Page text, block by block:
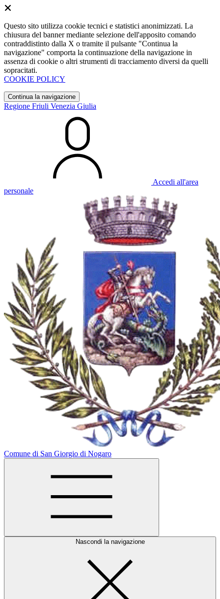
Questo sito utilizza cookie tecnici e statistici anonimizzati. La
chiusura del banner mediante selezione dell'apposito comando
contraddistinto dalla X o tramite il pulsante "Continua la
navigazione" comporta la continuazione della navigazione in
assenza di cookie o altri strumenti di tracciamento diversi da quelli
sopracitati.
COOKIE POLICY
Continua la navigazione
Regione Friuli Venezia Giulia
Accedi all'area
personale
Comune di San Giorgio di Nogaro
Nascondi la navigazione